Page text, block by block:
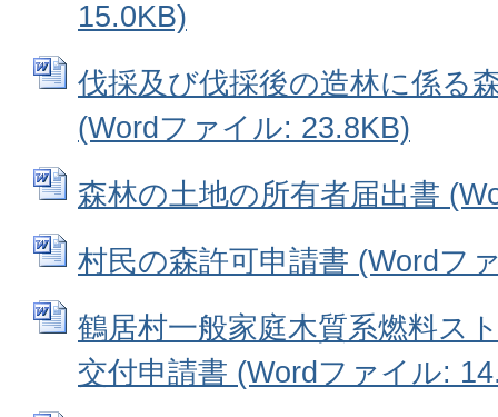
15.0KB)
伐採及び伐採後の造林に係る
(Wordファイル: 23.8KB)
森林の土地の所有者届出書
村民の森許可申請書 (Wordフ
鶴居村一般家庭木質系燃料ス
交付申請書 (Wordファイル: